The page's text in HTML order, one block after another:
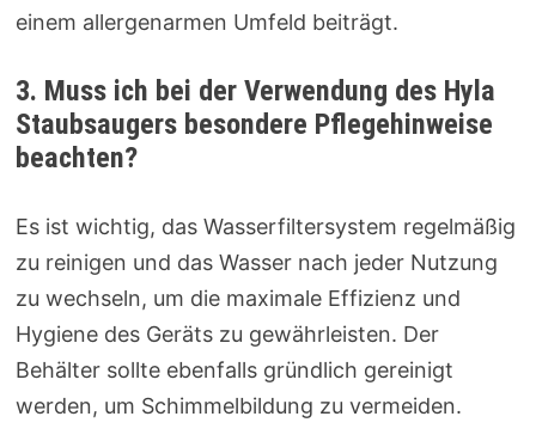
einem allergenarmen Umfeld beiträgt.
3. Muss ich bei der Verwendung des Hyla
Staubsaugers besondere Pflegehinweise
beachten?
Es ist wichtig, das Wasserfiltersystem regelmäßig
zu reinigen und das Wasser nach jeder Nutzung
zu wechseln, um die maximale Effizienz und
Hygiene des Geräts zu gewährleisten. Der
Behälter sollte ebenfalls gründlich gereinigt
werden, um Schimmelbildung zu vermeiden.